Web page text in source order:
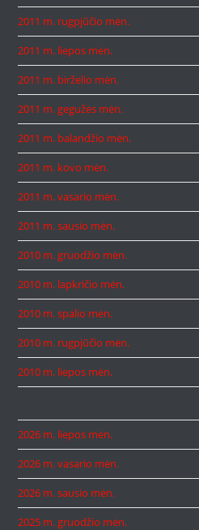
2011 m. rugpjūčio mėn.
2011 m. liepos mėn.
2011 m. birželio mėn.
2011 m. gegužės mėn.
2011 m. balandžio mėn.
2011 m. kovo mėn.
2011 m. vasario mėn.
2011 m. sausio mėn.
2010 m. gruodžio mėn.
2010 m. lapkričio mėn.
2010 m. spalio mėn.
2010 m. rugpjūčio mėn.
2010 m. liepos mėn.
2026 m. liepos mėn.
2026 m. vasario mėn.
2026 m. sausio mėn.
2025 m. gruodžio mėn.